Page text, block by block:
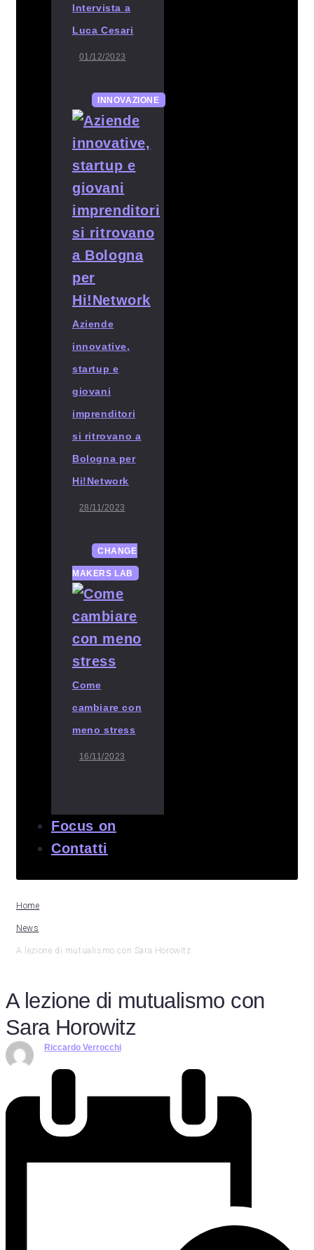
Intervista a
Luca Cesari
01/12/2023
INNOVAZIONE
Aziende
innovative,
startup e
giovani
imprenditori
si ritrovano a
Bologna per
Hi!Network
28/11/2023
CHANGE
MAKERS LAB
Come
cambiare con
meno stress
16/11/2023
Focus on
Contatti
Home
News
A lezione di mutualismo con Sara Horowitz
A lezione di mutualismo con
Sara Horowitz
Riccardo Verrocchi